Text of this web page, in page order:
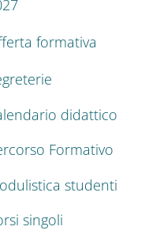
formativa
didattico
Formativo
studenti
singoli